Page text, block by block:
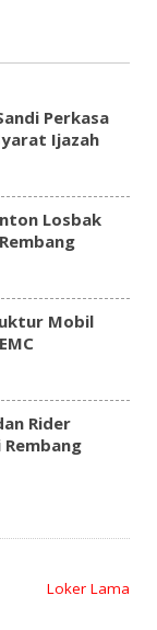
Perkasa
Ijazah
Losbak
Mobil
Rider
Loker Lama